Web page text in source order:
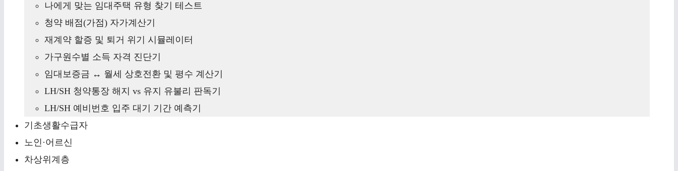
나에게 맞는 임대주택 유형 찾기 테스트
청약 배점(가점) 자가계산기
재계약 할증 및 퇴거 위기 시뮬레이터
가구원수별 소득 자격 진단기
임대보증금 ↔ 월세 상호전환 및 평수 계산기
LH/SH 청약통장 해지 vs 유지 유불리 판독기
LH/SH 예비번호 입주 대기 기간 예측기
기초생활수급자
노인·어르신
차상위계층